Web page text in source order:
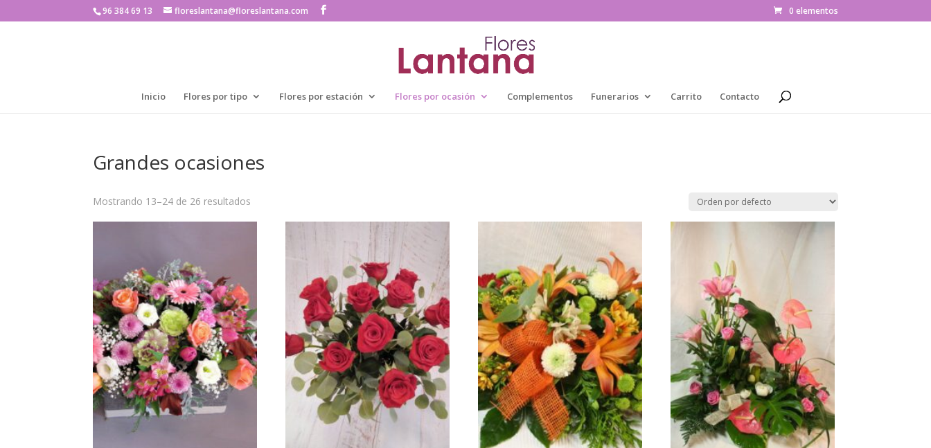
96 384 69 13 floreslantana@floreslantana.com 0 elementos
Inicio Flores por tipo Flores por estación Flores por ocasión Complementos Funerarios Carrito Contacto
Grandes ocasiones
Mostrando 13–24 de 26 resultados